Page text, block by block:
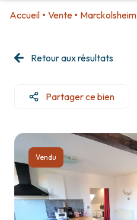
estimation
mail
notre
agence
Accueil Vente Marckolsheim
Retour aux résultats
Partager ce bien
Vendu